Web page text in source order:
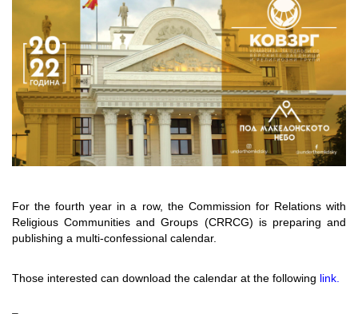
For the fourth year in a row, the Commission for Relations with
Religious Communities and Groups (CRRCG) is preparing and
publishing a multi-confessional calendar.
Those interested can download the calendar at the following link.